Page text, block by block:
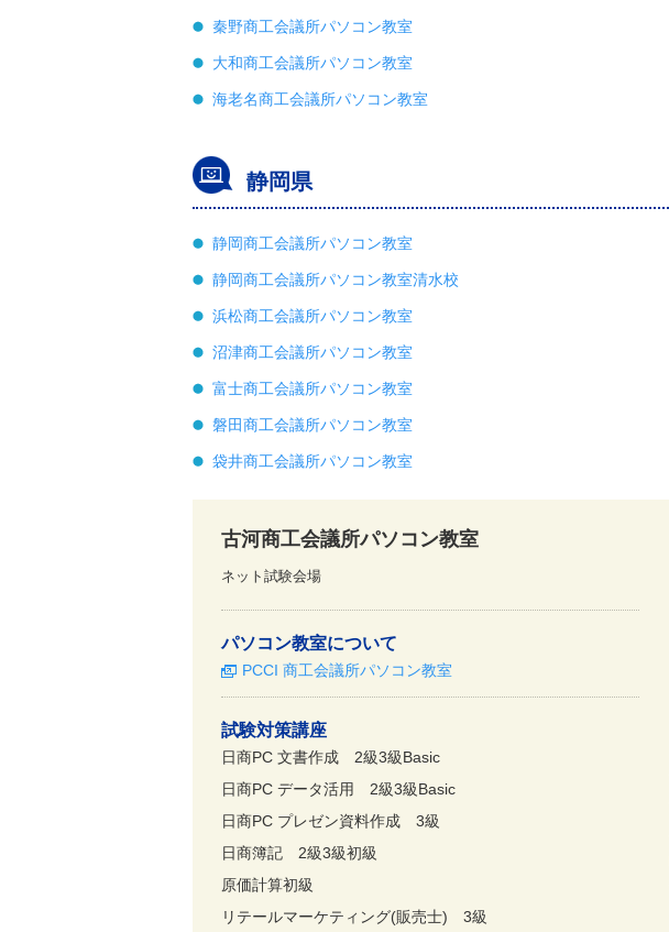
秦野商工会議所パソコン教室
大和商工会議所パソコン教室
海老名商工会議所パソコン教室
静岡県
静岡商工会議所パソコン教室
静岡商工会議所パソコン教室清水校
浜松商工会議所パソコン教室
沼津商工会議所パソコン教室
富士商工会議所パソコン教室
磐田商工会議所パソコン教室
袋井商工会議所パソコン教室
古河商工会議所パソコン教室
ネット試験会場
パソコン教室について
PCCI 商工会議所パソコン教室
試験対策講座
日商PC 文書作成
2級3級Basic
日商PC データ活用
2級3級Basic
日商PC プレゼン資料作成
3級
日商簿記
2級3級初級
原価計算初級
リテールマーケティング(販売士)
3級